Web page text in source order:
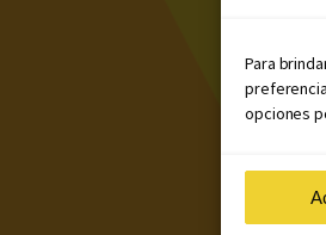
Para
opciones